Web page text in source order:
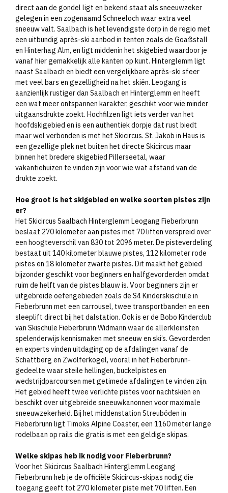
direct aan de gondel ligt en bekend staat als sneeuwzeker
gelegen in een zogenaamd Schneeloch waar extra veel
sneeuw valt. Saalbach is het levendigste dorp in de regio met
een uitbundig après-ski aanbod in tenten zoals de Goaßstall
en Hinterhag Alm, en ligt middenin het skigebied waardoor je
vanaf hier gemakkelijk alle kanten op kunt. Hinterglemm ligt
naast Saalbach en biedt een vergelijkbare après-ski sfeer
met veel bars en gezelligheid na het skiën. Leogang is
aanzienlijk rustiger dan Saalbach en Hinterglemm en heeft
een wat meer ontspannen karakter, geschikt voor wie minder
uitgaansdrukte zoekt. Hochfilzen ligt iets verder van het
hoofdskigebied en is een authentiek dorpje dat rust biedt
maar wel verbonden is met het Skicircus. St. Jakob in Haus is
een gezellige plek net buiten het directe Skicircus maar
binnen het bredere skigebied Pillerseetal, waar
vakantiehuizen te vinden zijn voor wie wat afstand van de
drukte zoekt.​
Hoe groot is het skigebied en welke soorten pistes zijn
er?
Het Skicircus Saalbach Hinterglemm Leogang Fieberbrunn
beslaat 270 kilometer aan pistes met 70 liften verspreid over
een hoogteverschil van 830 tot 2096 meter. De pisteverdeling
bestaat uit 140 kilometer blauwe pistes, 112 kilometer rode
pistes en 18 kilometer zwarte pistes. Dit maakt het gebied
bijzonder geschikt voor beginners en halfgevorderden omdat
ruim de helft van de pistes blauw is. Voor beginners zijn er
uitgebreide oefengebieden zoals de S4 Kinderskischule in
Fieberbrunn met een carrousel, twee transportbanden en een
sleeplift direct bij het dalstation. Ook is er de Bobo Kinderclub
van Skischule Fieberbrunn Widmann waar de allerkleinsten
spelenderwijs kennismaken met sneeuw en ski’s. Gevorderden
en experts vinden uitdaging op de afdalingen vanaf de
Schattberg en Zwölferkogel, vooral in het Fieberbrunn-
gedeelte waar steile hellingen, buckelpistes en
wedstrijdparcoursen met getimede afdalingen te vinden zijn.
Het gebied heeft twee verlichte pistes voor nachtskiën en
beschikt over uitgebreide sneeuwkanonnen voor maximale
sneeuwzekerheid. Bij het middenstation Streuböden in
Fieberbrunn ligt Timoks Alpine Coaster, een 1160 meter lange
rodelbaan op rails die gratis is met een geldige skipas.​
Welke skipas heb ik nodig voor Fieberbrunn?
Voor het Skicircus Saalbach Hinterglemm Leogang
Fieberbrunn heb je de officiële Skicircus-skipas nodig die
toegang geeft tot 270 kilometer piste met 70 liften. Een